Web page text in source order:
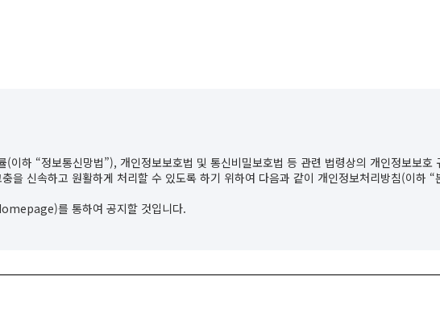
하 “정보통신망법”), 개인정보보호법 및 통신비밀보호법 등 관련 법령상의 개인정보보
을 신속하고 원활하게 처리할 수 있도록 하기 위하여 다음과 같이 개인정보처리방침(이하
를 통하여 공지할 것입니다.